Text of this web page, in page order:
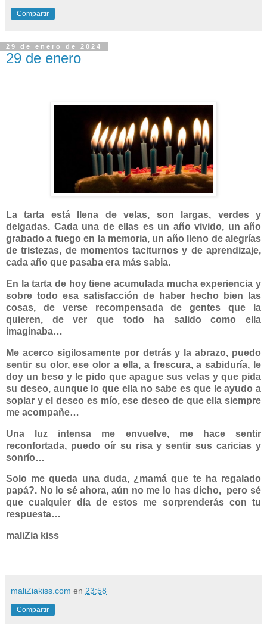
Compartir
29 de enero de 2024
29 de enero
La tarta está llena de velas, son largas, verdes y
delgadas. Cada una de ellas es un año vivido, un año
grabado a fuego en la memoria, un año lleno de alegrías
de tristezas, de momentos taciturnos y de aprendizaje,
cada año que pasaba era más sabia.
En la tarta de hoy tiene acumulada mucha experiencia y
sobre todo esa satisfacción de haber hecho bien las
cosas, de verse recompensada de gentes que la
quieren, de ver que todo ha salido como ella
imaginaba…
Me acerco sigilosamente por detrás y la abrazo, puedo
sentir su olor, ese olor a ella, a frescura, a sabiduría, le
doy un beso y le pido que apague sus velas y que pida
su deseo, aunque lo que ella no sabe es que le ayudo a
soplar y el deseo es mío, ese deseo de que ella siempre
me acompañe…
Una luz intensa me envuelve, me hace sentir
reconfortada, puedo oír su risa y sentir sus caricias y
sonrío…
Solo me queda una duda, ¿mamá que te ha regalado
papá?. No lo sé ahora, aún no me lo has dicho, pero sé
que cualquier día de estos me sorprenderás con tu
respuesta…
maliZia kiss
maliZiakiss.com en 23:58
Compartir